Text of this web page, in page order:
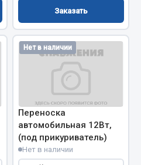
Заказать
Нет в наличии
Переноска
автомобильная 12Вт,
(под прикуриватель)
Нет в наличии